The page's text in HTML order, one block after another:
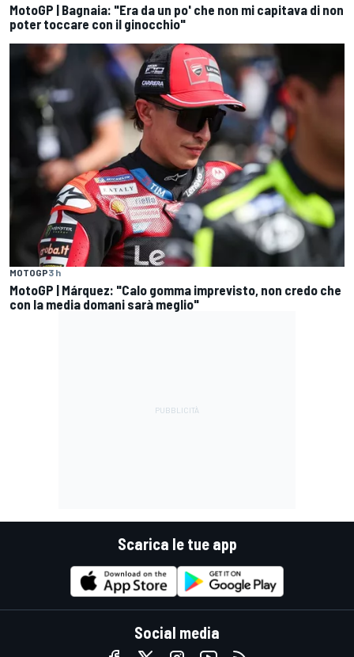
MotoGP | Bagnaia: "Era da un po' che non mi capitava di non
poter toccare con il ginocchio"
MOTOGP3 h
MotoGP | Márquez: "Calo gomma imprevisto, non credo che
con la media domani sarà meglio"
Scarica le tue app
Social media